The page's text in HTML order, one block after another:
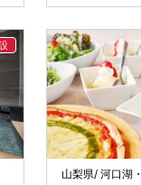
山梨県/ 河口湖